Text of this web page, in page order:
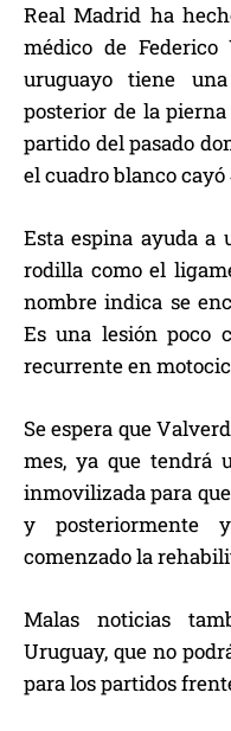
Real Madrid ha
médico de Federico
uruguayo tiene
posterior de la
partido del pasado
el cuadro blanco cayó
Esta espina ayuda
rodilla como el
nombre indica se
Es una lesión poco
recurrente en
Se espera que
mes, ya que tendrá
inmovilizada para
y posteriormente
comenzado la
Malas noticias
Uruguay, que no
para los partidos